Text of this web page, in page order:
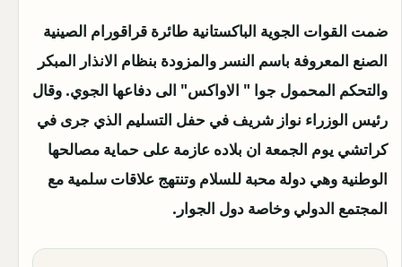
ضمت القوات الجوية الباكستانية طائرة قراقورام الصينية
الصنع المعروفة باسم النسر والمزودة بنظام الانذار المبكر
والتحكم المحمول جوا " الاواكس" الى دفاعها الجوي. وقال
رئيس الوزراء نواز شريف في حفل التسليم الذي جرى في
كراتشي يوم الجمعة ان بلاده عازمة على حماية مصالحها
الوطنية وهي دولة محبة للسلام وتنتهج علاقات سلمية مع
المجتمع الدولي وخاصة دول الجوار.